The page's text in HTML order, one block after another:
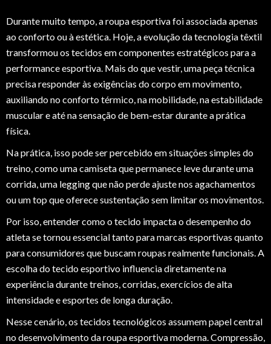
Durante muito tempo, a roupa esportiva foi associada apenas
ao conforto ou à estética. Hoje, a evolução da tecnologia têxtil
transformou os tecidos em componentes estratégicos para a
performance esportiva. Mais do que vestir, uma peça técnica
precisa responder às exigências do corpo em movimento,
auxiliando no conforto térmico, na mobilidade, na estabilidade
muscular e até na sensação de bem-estar durante a prática
física.
Na prática, isso pode ser percebido em situações simples do
treino, como uma camiseta que permanece leve durante uma
corrida, uma legging que não perde ajuste nos agachamentos
ou um top que oferece sustentação sem limitar os movimentos.
Por isso, entender como o tecido impacta o desempenho do
atleta se tornou essencial tanto para marcas esportivas quanto
para consumidores que buscam roupas realmente funcionais. A
escolha do tecido esportivo influencia diretamente na
experiência durante treinos, corridas, exercícios de alta
intensidade e esportes de longa duração.
Nesse cenário, os tecidos tecnológicos assumem papel central
no desenvolvimento da roupa esportiva moderna. Compressão,